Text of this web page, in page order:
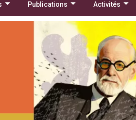
Publications Activités